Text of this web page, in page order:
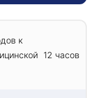
к
12 часов